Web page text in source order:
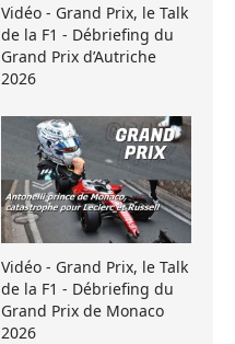
Vidéo - Grand Prix, le Talk
de la F1 - Débriefing du
Grand Prix d’Autriche
2026
Vidéo - Grand Prix, le Talk
de la F1 - Débriefing du
Grand Prix de Monaco
2026